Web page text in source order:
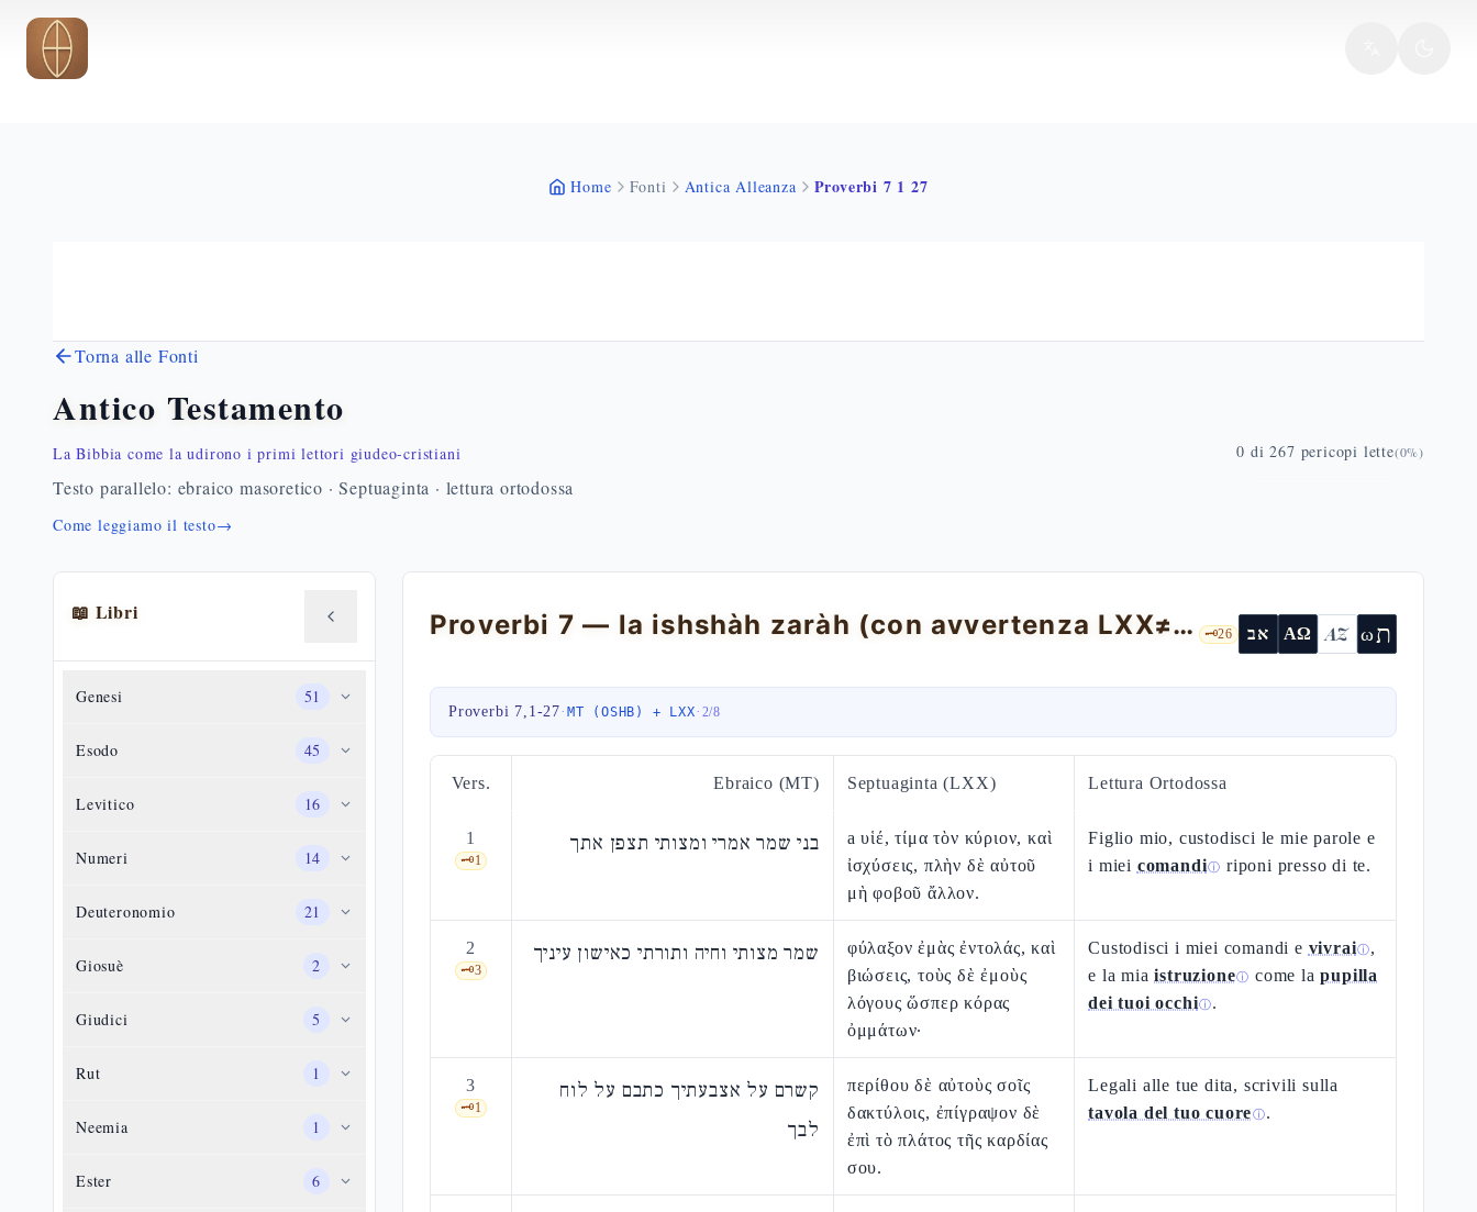
Vai al contenuto principale
Home Fonti Antica Alleanza Proverbi 7 1 27
Torna alle Fonti
Antico Testamento
La Bibbia come la udirono i primi lettori giudeo-cristiani
Testo parallelo: ebraico masoretico · Septuaginta · lettura ortodossa
Come leggiamo il testo→
0 di 267 pericopi lette(0%)
📖 Libri
Genesi 51
Esodo 45
Levitico 16
Numeri 14
Deuteronomio 21
Giosuè 2
Giudici 5
Rut 1
Neemia 1
Ester 6
Proverbi 7 — la ishshàh zaràh (con avvertenza LXX≠TM) 🗝️26 אב ΑΩ AZ ωת
Proverbi 7,1-27· MT (OSHB) + LXX· 2/8
Vers. Ebraico (MT) Septuaginta (LXX) Lettura Ortodossa
1
🗝️1
בני שמר אמרי ומצותי תצפן אתך
a υἱέ, τίμα τὸν κύριον, καὶ
ἰσχύσεις, πλὴν δὲ αὐτοῦ
μὴ φοβοῦ ἄλλον.
Figlio mio, custodisci le mie parole e
i miei comandiⓘ riponi presso di te.
2
🗝️3
שמר מצותי וחיה ותורתי כאישון עיניך
φύλαξον ἐμὰς ἐντολάς, καὶ
βιώσεις, τοὺς δὲ ἐμοὺς
λόγους ὥσπερ κόρας
ὀμμάτων·
Custodisci i miei comandi e vivraiⓘ,
e la miaistruzioneⓘ come lapupilla
dei tuoi occhiⓘ.
3
🗝️1
קשרם על אצבעתיך כתבם על לוח
לבך
περίθου δὲ αὐτοὺς σοῖς
δακτύλοις, ἐπίγραψον δὲ
ἐπὶ τὸ πλάτος τῆς καρδίας
σου.
Legali alle tue dita, scrivili sulla
tavola del tuo cuoreⓘ.